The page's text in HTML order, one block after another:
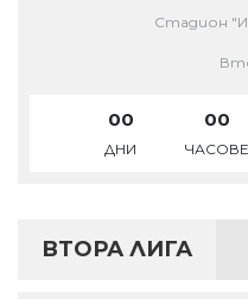
Стадион
00
ДНИ
00
ЧАСОВЕ
ВТОРА ЛИГА